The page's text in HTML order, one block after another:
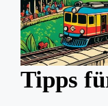
Tipps